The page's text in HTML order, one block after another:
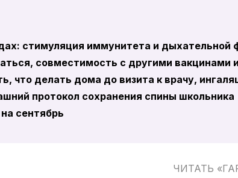
стимуляция иммунитета и дыхательной
совместимость с другими вакцинами
что делать дома до визита к врачу,
протокол сохранения спины школьника
сентябрь
ЧИТАТЬ